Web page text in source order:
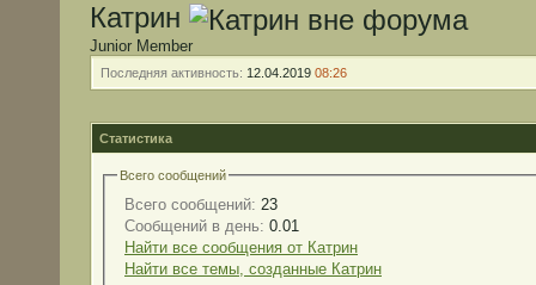
Катрин
Junior Member
Последняя активность: 12.04.2019 08:26
Статистика
Всего сообщений
Всего сообщений: 23
Сообщений в день: 0.01
Найти все сообщения от Катрин
Найти все темы, созданные Катрин